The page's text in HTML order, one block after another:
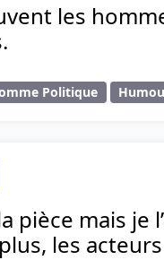
les
Politique
la pièce mais
les